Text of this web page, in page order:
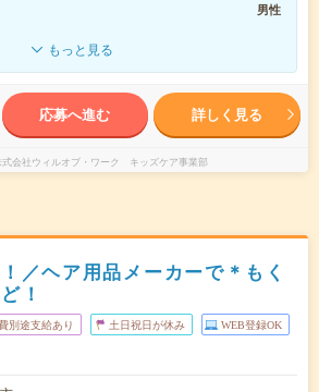
男性
もっと見る
応募へ進む 詳しく見る
式会社ウィルオブ・ワーク キッズケア事業部
／ヘア用品メーカーで＊もく
！
別途支給あり 土日祝日が休み WEB登録OK